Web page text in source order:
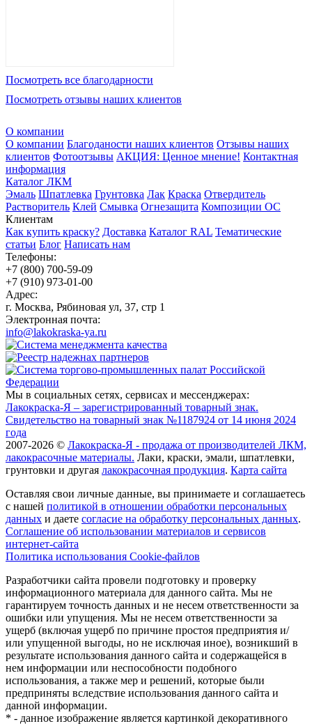
Посмотреть все благодарности
Посмотреть отзывы наших клиентов
О компании
О компании Благоданости наших клиентов Отзывы наших
клиентов Фотоотзывы АКЦИЯ: Ценное мнение! Контактная
информация
Каталог ЛКМ
Эмаль Шпатлевка Грунтовка Лак Краска Отвердитель
Растворитель Клей Смывка Огнезащита Композиции ОС
Клиентам
Как купить краску? Доставка Каталог RAL Тематические
статьи Блог Написать нам
Телефоны:
+7 (800) 700-59-09
+7 (910) 973-01-00
Адрес:
г. Москва, Рябиновая ул, 37, стр 1
Электронная почта:
info@lakokraska-ya.ru
Мы в социальных сетях, сервисах и мессенджерах:
Лакокраска-Я – зарегистрированный товарный знак.
Свидетельство на товарный знак №1187924 от 14 июня 2024
года
2007-2026 © Лакокраска-Я - продажа от производителей ЛКМ,
лакокрасочные материалы. Лаки, краски, эмали, шпатлевки,
грунтовки и другая лакокрасочная продукция. Карта сайта
Оставляя свои личные данные, вы принимаете и соглашаетесь
с нашей политикой в отношении обработки персональных
данных и даете cогласие на обработку персональных данных.
Соглашение об использовании материалов и сервисов
интернет-сайта
Политика использования Cookie-файлов
Разработчики сайта провели подготовку и проверку
информационного материала для данного сайта. Мы не
гарантируем точность данных и не несем ответственности за
ошибки или упущения. Мы не несем ответственности за
ущерб (включая ущерб по причине простоя предприятия и/
или упущенной выгоды, но не исключая иное), возникший в
результате использования данного сайта и содержащейся в
нем информации или неспособности подобного
использования, а также мер и решений, которые были
предприняты вследствие использования данного сайта и
данной информации.
* - данное изображение является картинкой декоративного